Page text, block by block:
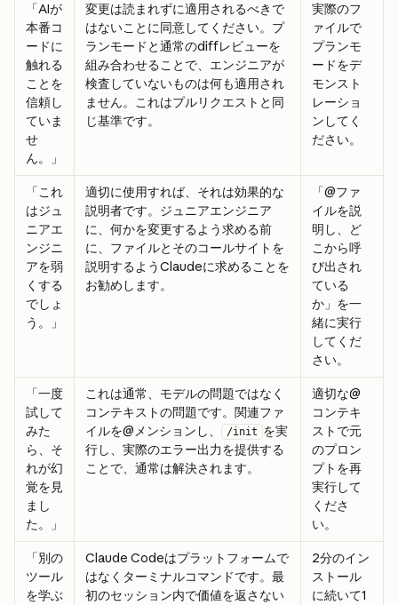
「AIが
本番コ
ードに
触れる
ことを
信頼し
ていま
せ
ん。」
変更は読まれずに適用されるべきで
はないことに同意してください。プ
ランモードと通常のdiffレビューを
組み合わせることで、エンジニアが
検査していないものは何も適用され
ません。これはプルリクエストと同
じ基準です。
実際のフ
ァイルで
プランモ
ードをデ
モンスト
レーショ
ンしてく
ださい。
「これ
はジュ
ニアエ
ンジニ
アを弱
くする
でしょ
う。」
適切に使用すれば、それは効果的な
説明者です。ジュニアエンジニア
に、何かを変更するよう求める前
に、ファイルとそのコールサイトを
説明するようClaudeに求めることを
お勧めします。
「@ファ
イルを説
明し、ど
こから呼
び出され
ている
か」を一
緒に実行
してくだ
さい。
「一度
試して
みた
ら、そ
れが幻
覚を見
まし
た。」
これは通常、モデルの問題ではなく
コンテキストの問題です。関連ファ
イルを@メンションし、
/init を実
行し、実際のエラー出力を提供する
ことで、通常は解決されます。
適切な@
コンテキ
ストで元
のプロン
プトを再
実行して
くださ
い。
「別の
ツール
を学ぶ
Claude Codeはプラットフォームで
はなくターミナルコマンドです。最
初のセッション内で価値を返さない
2分のイン
ストール
に続いて1